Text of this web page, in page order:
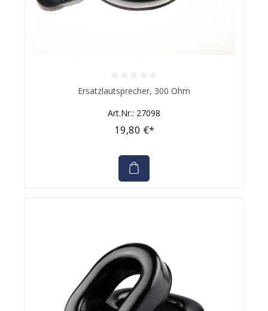
Durchschnittliche Bewertung von 0 von 5 Sternen
Ersatzlautsprecher, 300 Ohm
Art.Nr.: 27098
19,80 €*